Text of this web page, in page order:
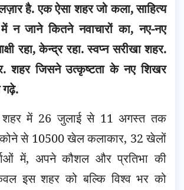
है. एक ऐसा शहर जो कला, साहित्य
न जाने कितने नवाचारों का, नए-नए
रहा, केन्द्र रहा. स्वप्न सरीखा शहर.
शहर जिसने उत्कृष्टता के नए शिखर
गढ़े.
शहर में 26 जुलाई से 11 अगस्त तक
कोने से 10500 खेल कलाकार, 32 खेलों
में, अपने कौशल और प्रतिभा की
इस शहर को बल्कि विश्व भर को